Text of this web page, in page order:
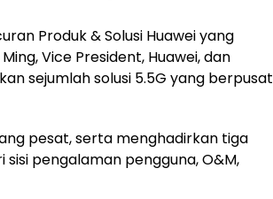
Produk & Solusi Huawei yang
Vice President, Huawei, dan
sejumlah solusi 5.5G yang berpusat
pesat, serta menghadirkan tiga
pengalaman pengguna, O&M,